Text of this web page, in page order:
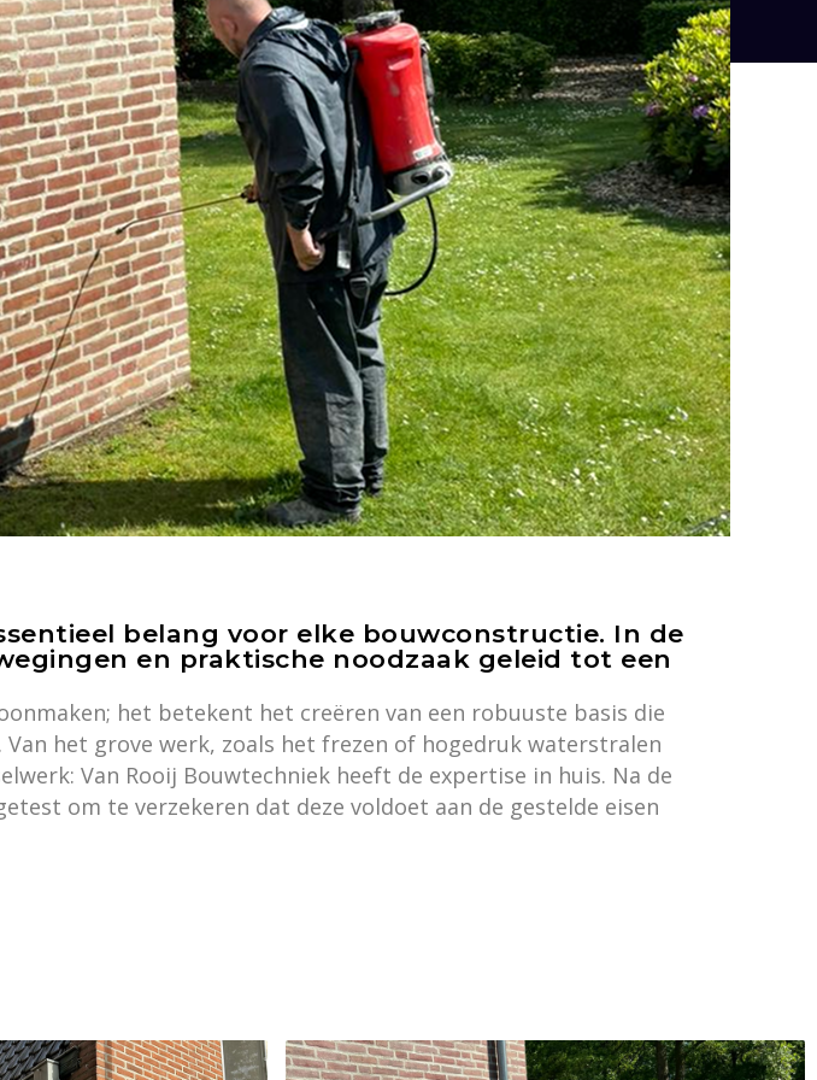
belang voor elke bouwconstructie. In de
en praktische noodzaak geleid tot een
het betekent het creëren van een robuuste basis die
het grove werk, zoals het frezen of hogedruk waterstralen
Van Rooij Bouwtechniek heeft de expertise in huis. Na de
om te verzekeren dat deze voldoet aan de gestelde eisen